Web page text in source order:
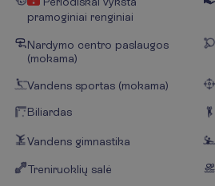
pramoginiai renginiai
Nardymo centro paslaugos
(mokama)
Vandens sportas (mokama)
Biliardas
Vandens gimnastika
Treniruoklių salė